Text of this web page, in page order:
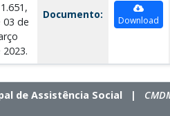
03 de
2023.
Documento: Download
de Assistência Social |